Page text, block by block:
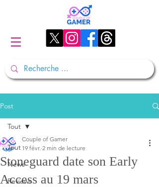
Post
Tout
News
Reviews
Tout
Stoneguard date son Early
Access au 19 mars
Couple of Gamer
19 févr. 2 min de lecture